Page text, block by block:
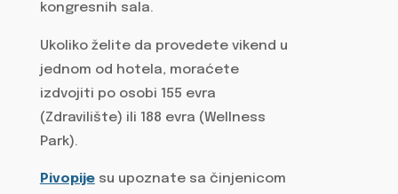
kongresnih sala.
Ukoliko želite da provedete vikend u
jednom od hotela, moraćete
izdvojiti po osobi 155 evra
(Zdravilište) ili 188 evra (Wellness
Park).
Pivopijesu upoznate sa činjenicom